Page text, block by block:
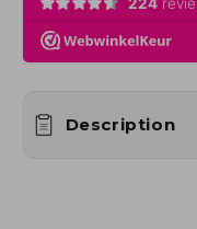
Description